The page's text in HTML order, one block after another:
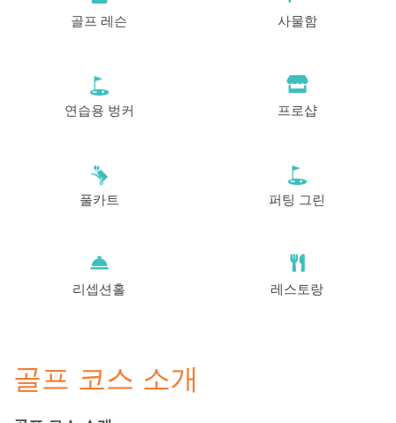
골프 레슨 사물함
연습용 벙커 프로샵
풀카트 퍼팅 그린
리셉션홀 레스토랑
골프 코스 소개